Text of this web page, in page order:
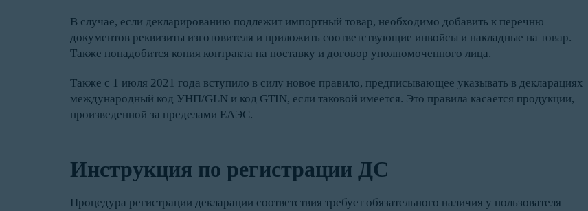
В случае, если декларированию подлежит импортный товар, необходимо добавить к перечню
документов реквизиты изготовителя и приложить соответствующие инвойсы и накладные на товар.
Также понадобится копия контракта на поставку и договор уполномоченного лица.
Также с 1 июля 2021 года вступило в силу новое правило, предписывающее указывать в декларациях
международный код УНП/GLN и код GTIN, если таковой имеется. Это правила касается продукции,
произведенной за пределами ЕАЭС.
Инструкция по регистрации ДС
Процедура регистрации декларации соответствия требует обязательного наличия у пользователя